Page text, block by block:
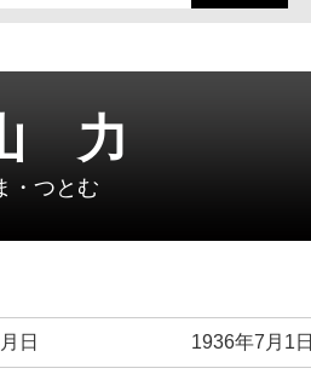
力
・つとむ
日 1936年7月1日